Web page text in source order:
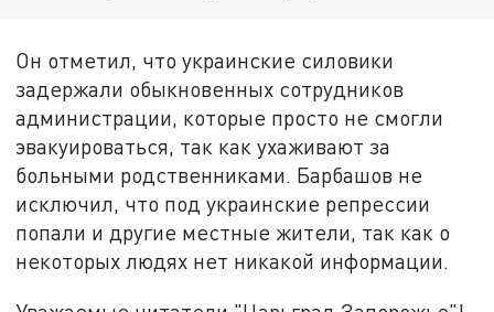
Он отметил, что украинские силовики
задержали обыкновенных сотрудников
администрации, которые просто не смогли
эвакуироваться, так как ухаживают за
больными родственниками. Барбашов не
исключил, что под украинские репрессии
попали и другие местные жители, так как о
некоторых людях нет никакой информации.